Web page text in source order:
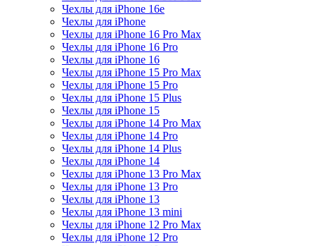
Чехлы для iPhone 16e
Чехлы для iPhone
Чехлы для iPhone 16 Pro Max
Чехлы для iPhone 16 Pro
Чехлы для iPhone 16
Чехлы для iPhone 15 Pro Max
Чехлы для iPhone 15 Pro
Чехлы для iPhone 15 Plus
Чехлы для iPhone 15
Чехлы для iPhone 14 Pro Max
Чехлы для iPhone 14 Pro
Чехлы для iPhone 14 Plus
Чехлы для iPhone 14
Чехлы для iPhone 13 Pro Max
Чехлы для iPhone 13 Pro
Чехлы для iPhone 13
Чехлы для iPhone 13 mini
Чехлы для iPhone 12 Pro Max
Чехлы для iPhone 12 Pro